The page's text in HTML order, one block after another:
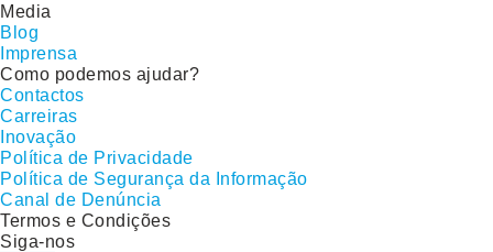
Media
Blog
Imprensa
Como podemos ajudar?
Contactos
Carreiras
Inovação
Política de Privacidade
Política de Segurança da Informação
Canal de Denúncia
Termos e Condições
Siga-nos